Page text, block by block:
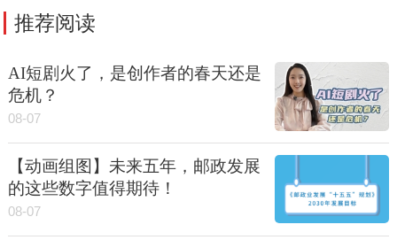
推荐阅读
AI短剧火了，是创作者的春天还是
危机？
08-07
【动画组图】未来五年，邮政发展
的这些数字值得期待！
08-07